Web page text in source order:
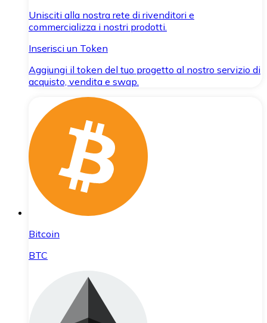
Unisciti alla nostra rete di rivenditori e
commercializza i nostri prodotti.
Inserisci un Token
Aggiungi il token del tuo progetto al nostro servizio di
acquisto, vendita e swap.
Bitcoin
BTC